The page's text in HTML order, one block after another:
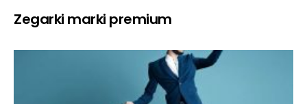
Zegarki marki premium